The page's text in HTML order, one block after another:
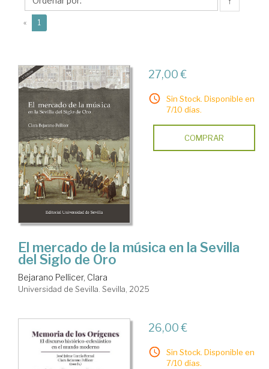
« 1
27,00 €
Sin Stock. Disponible en
7/10 días.
COMPRAR
El mercado de la música en la Sevilla
del Siglo de Oro
Bejarano Pellicer, Clara
Universidad de Sevilla. Sevilla, 2025
26,00 €
Sin Stock. Disponible en
7/10 días.